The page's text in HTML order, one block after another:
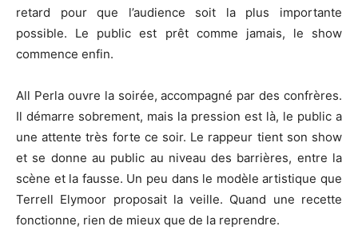
retard pour que l’audience soit la plus importante
possible. Le public est prêt comme jamais, le show
commence enfin.
All Perla ouvre la soirée, accompagné par des confrères.
Il démarre sobrement, mais la pression est là, le public a
une attente très forte ce soir. Le rappeur tient son show
et se donne au public au niveau des barrières, entre la
scène et la fausse. Un peu dans le modèle artistique que
Terrell Elymoor proposait la veille. Quand une recette
fonctionne, rien de mieux que de la reprendre.